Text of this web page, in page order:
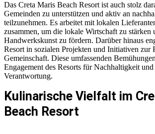
Das Creta Maris Beach Resort ist auch stolz
Gemeinden zu unterstützen und aktiv an
teilzunehmen. Es arbeitet mit lokalen
zusammen, um die lokale Wirtschaft zu stärken
Handwerkskunst zu fördern. Darüber hinaus
Resort in sozialen Projekten und Initiativen zur
Gemeinschaft. Diese umfassenden
Engagement des Resorts für Nachhaltigkeit und
Verantwortung.
Kulinarische Vielfalt im
Beach Resort